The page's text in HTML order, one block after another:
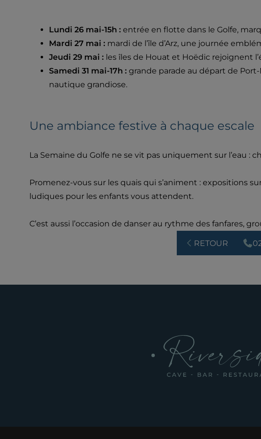
Lundi 26 mai-15h : entrée en flotte dans le Golfe,
Mardi 27 mai : mardi de l’île d’Arz, une journée
Jeudi 29 mai : les îles de Houat et Hoëdic rejoignent
Samedi 31 mai-17h : grande parade au départ de
nautique grandiose.
Une ambiance festive à chaque escale
La Semaine du Golfe ne se vit pas uniquement sur l’eau :
Promenez-vous sur les quais qui s’animent : expositions
ludiques pour les enfants vous attendent.
C’est aussi l’occasion de danser au rythme des fanfares,
RETOUR